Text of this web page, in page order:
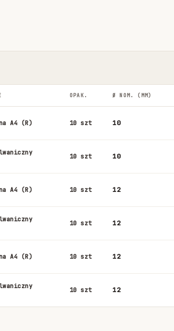
OPAK. Ø NOM. (MM)
A4 (R) 10 szt 10
10 szt 10
A4 (R) 10 szt 12
10 szt 12
A4 (R) 10 szt 12
10 szt 12